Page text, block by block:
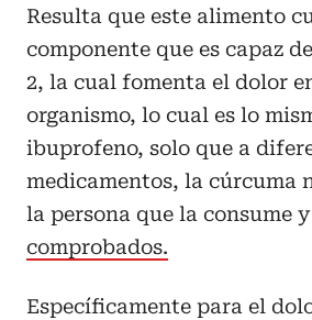
Resulta que este alimento
componente que es capaz
2, la cual fomenta el dolor
organismo, lo cual es lo
ibuprofeno, solo que a
medicamentos, la cúrcuma
la persona que la consume y
comprobados.
Específicamente para el